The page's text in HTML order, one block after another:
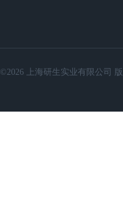
©2026 上海研生实业有限公司 版